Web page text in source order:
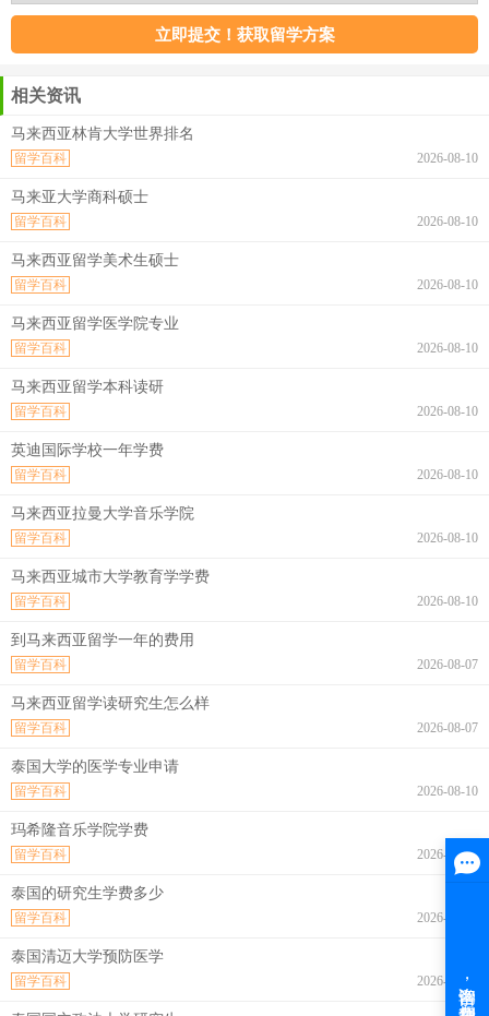
相关资讯
马来西亚林肯大学世界排名
2026-08-10
留学百科
马来亚大学商科硕士
2026-08-10
留学百科
马来西亚留学美术生硕士
2026-08-10
留学百科
马来西亚留学医学院专业
2026-08-10
留学百科
马来西亚留学本科读研
2026-08-10
留学百科
英迪国际学校一年学费
2026-08-10
留学百科
马来西亚拉曼大学音乐学院
2026-08-10
留学百科
马来西亚城市大学教育学学费
2026-08-10
留学百科
到马来西亚留学一年的费用
2026-08-07
留学百科
马来西亚留学读研究生怎么样
2026-08-07
留学百科
泰国大学的医学专业申请
2026-08-10
留学百科
玛希隆音乐学院学费
2026-08-10
留学百科
泰国的研究生学费多少
2026-08-10
留学百科
泰国清迈大学预防医学
2026-08-10
留学百科